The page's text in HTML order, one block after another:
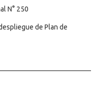
N° 250
de Plan de